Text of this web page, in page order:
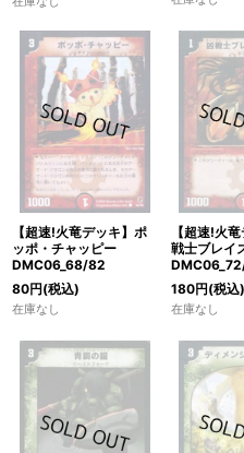
【超速!火竜デッキ】ポ
ッポ・チャッピー
DMC06_68/82
80円(税込)
在庫なし
【超速!火
戦士ブレイ
180円(税込)
在庫なし